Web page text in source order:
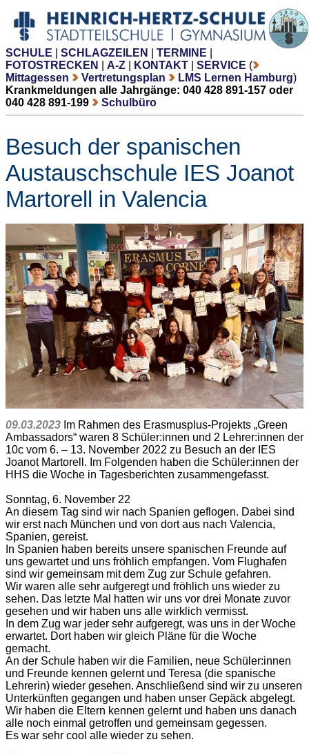
SCHULE SCHLAGZEILEN TERMINE
FOTOSTRECKEN
A-Z KONTAKT SERVICE (
Mittagessen
Vertretungsplan LMS Lernen Hamburg)
Krankmeldungen alle Jahrgänge: 040 428 891-157 oder
040 428 891-199
Schulbüro
Besuch der spanischen
Austauschschule IES Joanot
Martorell in Valencia
09.03.2023 Im Rahmen des Erasmusplus-Projekts „Green
Ambassadors“ waren 8 Schüler:innen und 2 Lehrer:innen der
10c vom 6. – 13. November 2022 zu Besuch an der IES
Joanot Martorell. Im Folgenden haben die Schüler:innen der
HHS die Woche in Tagesberichten zusammengefasst.
Sonntag, 6. November 22
An diesem Tag sind wir nach Spanien geflogen. Dabei sind
wir erst nach München und von dort aus nach Valencia,
Spanien, gereist.
In Spanien haben bereits unsere spanischen Freunde auf
uns gewartet und uns fröhlich empfangen. Vom Flughafen
sind wir gemeinsam mit dem Zug zur Schule gefahren.
Wir waren alle sehr aufgeregt und fröhlich uns wieder zu
sehen. Das letzte Mal hatten wir uns vor drei Monate zuvor
gesehen und wir haben uns alle wirklich vermisst.
In dem Zug war jeder sehr aufgeregt, was uns in der Woche
erwartet. Dort haben wir gleich Pläne für die Woche
gemacht.
An der Schule haben wir die Familien, neue Schüler:innen
und Freunde kennen gelernt und Teresa (die spanische
Lehrerin) wieder gesehen. Anschließend sind wir zu unseren
Unterkünften gegangen und haben unser Gepäck abgelegt.
Wir haben die Eltern kennen gelernt und haben uns danach
alle noch einmal getroffen und gemeinsam gegessen.
Es war sehr cool alle wieder zu sehen.